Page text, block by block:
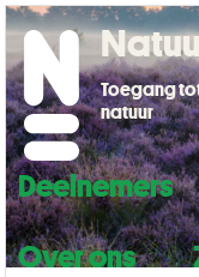
Deelnemers
Over ons
Toegang
natuur